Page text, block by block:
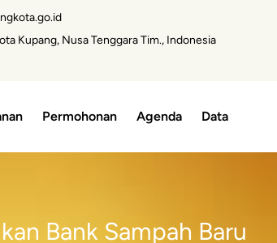
Kupang, Nusa Tenggara Tim., Indonesia
Permohonan Agenda Data
Bank Sampah Baru